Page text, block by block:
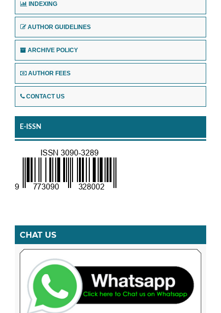
INDEXING
AUTHOR GUIDELINES
ARCHIVE POLICY
AUTHOR FEES
CONTACT US
E-ISSN
CHAT US